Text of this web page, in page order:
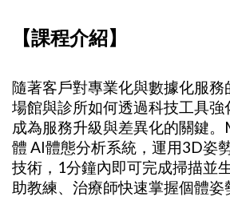
【課程介紹】
隨著客戶對專業化與數據化服務
場館與診所如何透過科技工具強
成為服務升級與差異化的關鍵
體 AI體態分析系統，運用3D姿
技術，1分鐘內即可完成掃描並
助教練、治療師快速掌握個體姿